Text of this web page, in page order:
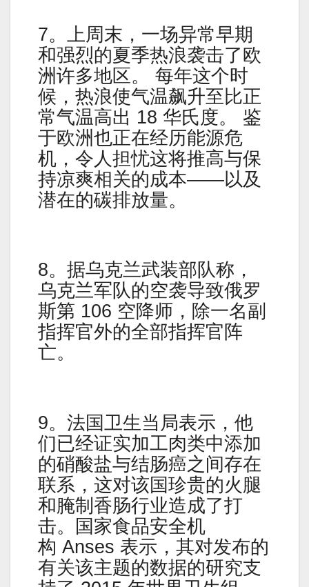
7。上周末，一场异常早期
和强烈的夏季热浪袭击了欧
洲许多地区。 每年这个时
候，热浪使气温飙升至比正
常气温高出 18 华氏度。 鉴
于欧洲也正在经历能源危
机，令人担忧这将推高与保
持凉爽相关的成本——以及
潜在的碳排放量。
8。据乌克兰武装部队称，
乌克兰军队的空袭导致俄罗
斯第 106 空降师，除一名副
指挥官外的全部指挥官阵
亡。
9。法国卫生当局表示，他
们已经证实加工肉类中添加
的硝酸盐与结肠癌之间存在
联系，这对该国珍贵的火腿
和腌制香肠行业造成了打
击。国家食品安全机
构 Anses 表示，其对发布的
有关该主题的数据的研究支